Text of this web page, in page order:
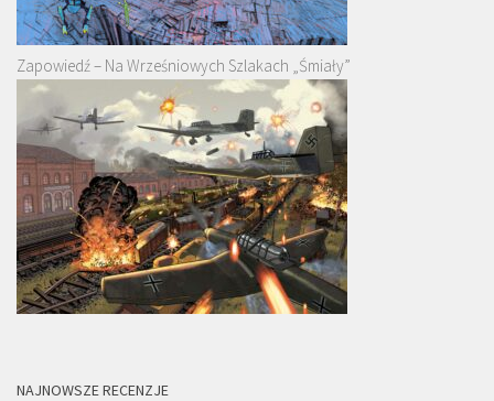
Zapowiedź – Na Wrześniowych Szlakach „Śmiały”
NAJNOWSZE RECENZJE